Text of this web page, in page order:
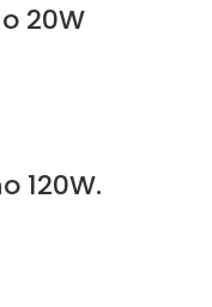
20W
120W.